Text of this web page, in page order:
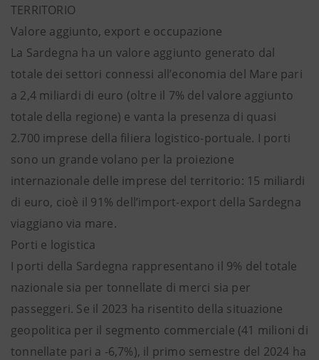
TERRITORIO
Valore aggiunto, export e occupazione
La Sardegna ha un valore aggiunto generato dal
totale dei settori connessi all’economia del Mare pari
a 2,4 miliardi di euro (oltre il 7% del valore aggiunto
totale della regione) e vanta la presenza di quasi
2.700 imprese della filiera logistico-portuale. I porti
sono un grande volano per la proiezione
internazionale delle imprese del territorio: 15 miliardi
di euro, cioè il 91% dell’import-export della Sardegna
viaggiano via mare.
Porti e logistica
I porti della Sardegna rappresentano il 9% del totale
nazionale sia per tonnellate di merci sia per
passeggeri. Se il 2023 ha risentito della situazione
geopolitica per il segmento commerciale (41 milioni di
tonnellate pari a -6,7%), il primo semestre del 2024 ha